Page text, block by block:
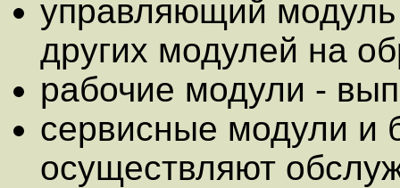
управляющий модуль
других модулей на
рабочие модули -
сервисные модули и
осуществляют